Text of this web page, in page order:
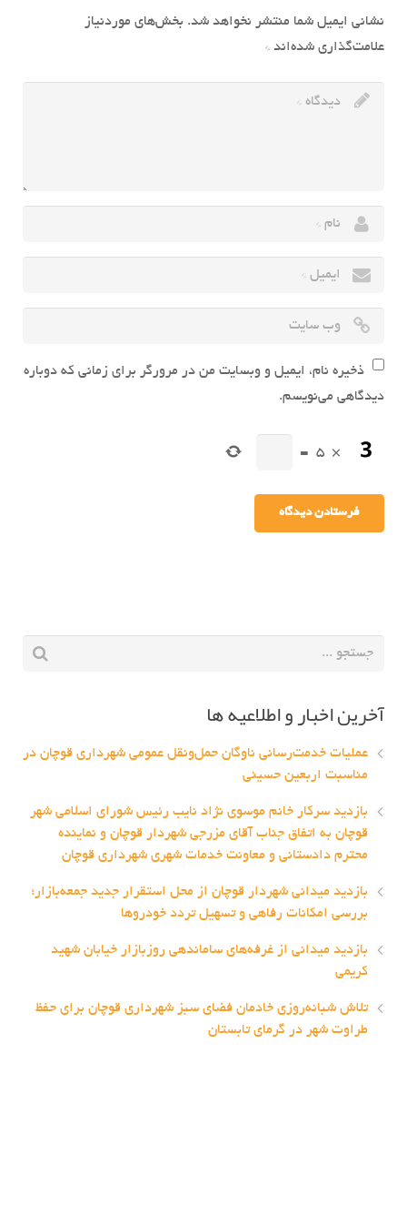
نشانی ایمیل شما منتشر نخواهد شد. بخش‌های موردنیاز
علامت‌گذاری شده‌اند *
ذخیره نام، ایمیل و وبسایت من در مرورگر برای زمانی که دوباره
دیدگاهی می‌نویسم.
×
5
=
آخرین اخبار و اطلاعیه ها
عملیات خدمت‌رسانی ناوگان حمل‌ونقل عمومی شهرداری قوچان در
مناسبت اربعین حسینی
بازدید سرکار خانم موسوی نژاد نایب رئیس شورای اسلامی شهر
قوچان به اتفاق جناب آقای مزرجی شهردار قوچان و نماینده
محترم دادستانی و معاونت خدمات شهری شهرداری قوچان
بازدید میدانی شهردار قوچان از محل استقرار جدید جمعه‌بازار؛
بررسی امکانات رفاهی و تسهیل تردد خودروها
بازدید میدانی از غرفه‌های ساماندهی روزبازار خیابان شهید
کریمی
تلاش شبانه‌روزی خادمان فضای سبز شهرداری قوچان برای حفظ
طراوت شهر در گرمای تابستان